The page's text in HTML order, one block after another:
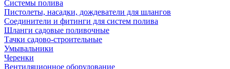
Системы полива
Пистолеты, насадки, дождеватели для шлангов
Соединители и фитинги для систем полива
Шланги садовые поливочные
Тачки садово-строительные
Умывальники
Черенки
Вентиляционное оборудование